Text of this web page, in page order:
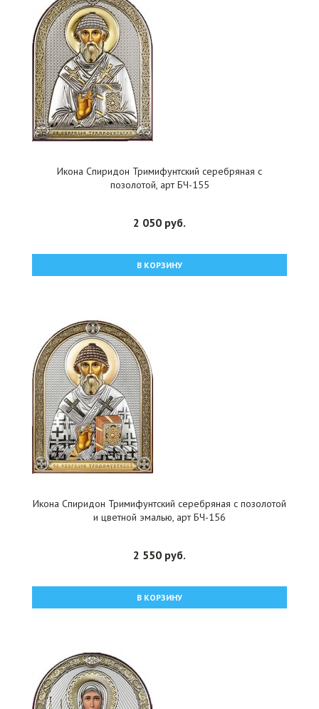
Икона Спиридон Тримифунтский серебряная с
позолотой, арт БЧ-155
2 050 руб.
В КОРЗИНУ
Икона Спиридон Тримифунтский серебряная с позолотой
и цветной эмалью, арт БЧ-156
2 550 руб.
В КОРЗИНУ